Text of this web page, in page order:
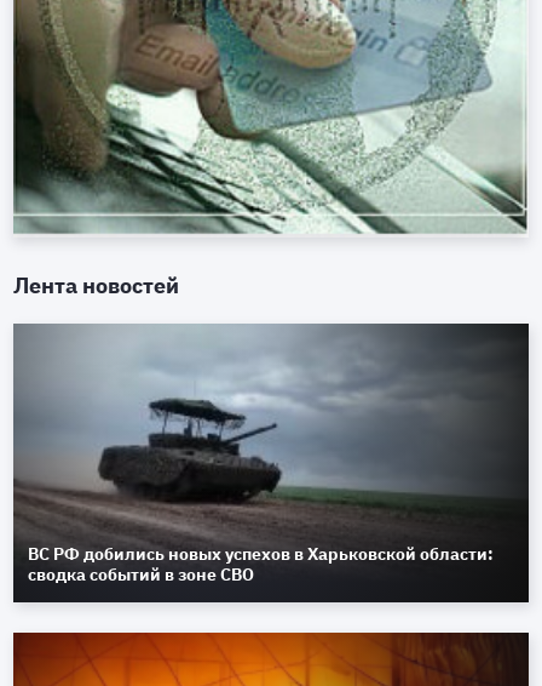
Лента новостей
ВС РФ добились новых успехов в Харьковской области:
сводка событий в зоне СВО